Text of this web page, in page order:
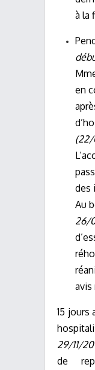
à la
en
des
Au
26/
avis
15 jours
29/11/
de